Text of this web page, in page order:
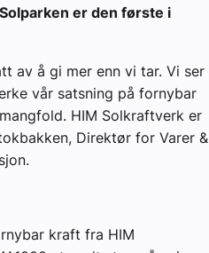
er den første i
av å gi mer enn vi tar. Vi ser
vår satsning på fornybar
HIM Solkraftverk er
Direktør for Varer &
kraft fra HIM